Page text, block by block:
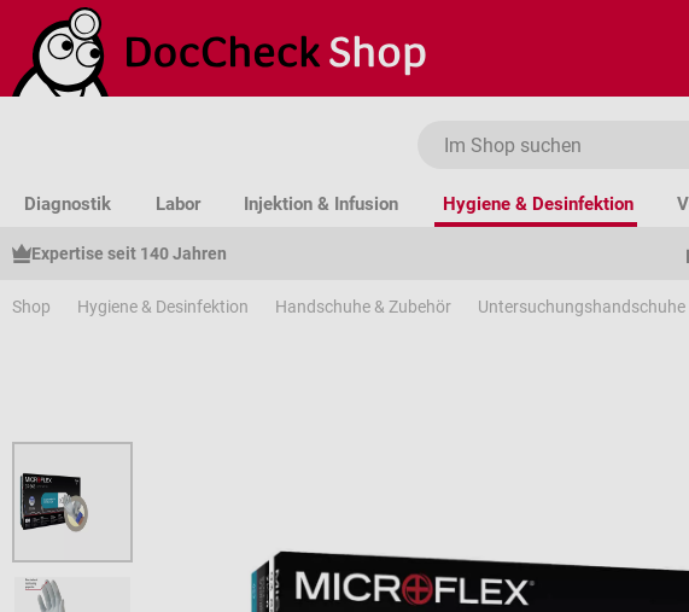
Hauptinhalt springen
Zur Suche springen
Zur Hauptnavigation springen
Diagnostik Labor Injektion & Infusion Hygiene & Desinfektion
Expertise seit 140 Jahren
Shop Hygiene & Desinfektion Handschuhe & Zubehör Untersuchungshandschuhe